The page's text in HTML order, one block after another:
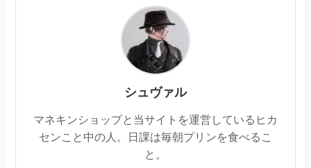
シュヴァル
マネキンショップと当サイトを運営しているヒカ
センこと中の人。日課は毎朝プリンを食べるこ
と。